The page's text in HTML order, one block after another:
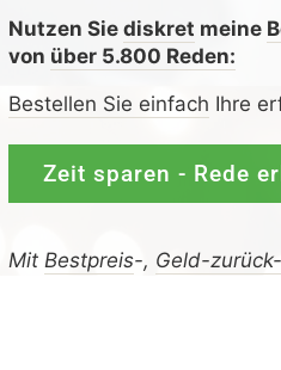
Nutzen Siediskret meine
von über 5.800 Reden:
Bestellen Sie einfach Ihre
Zeit sparen - Rede
Mit Bestpreis-, Geld-zurück-